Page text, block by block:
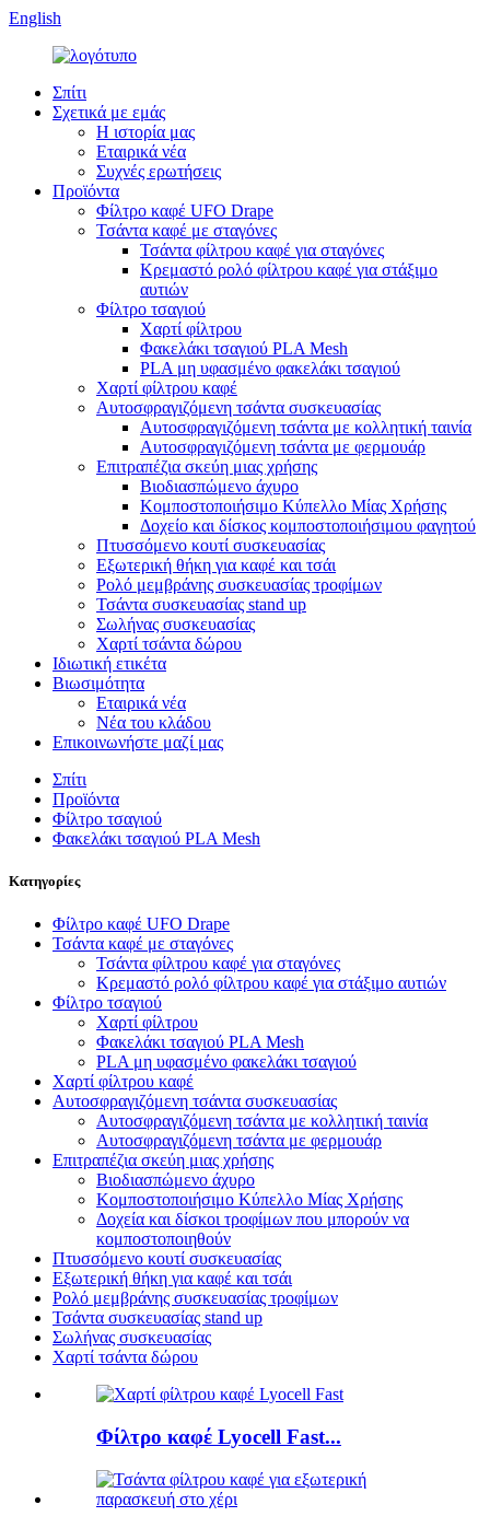
English
Σπίτι
Σχετικά με εμάς
Η ιστορία μας
Εταιρικά νέα
Συχνές ερωτήσεις
Προϊόντα
Φίλτρο καφέ UFO Drape
Τσάντα καφέ με σταγόνες
Τσάντα φίλτρου καφέ για σταγόνες
Κρεμαστό ρολό φίλτρου καφέ για στάξιμο
αυτιών
Φίλτρο τσαγιού
Χαρτί φίλτρου
Φακελάκι τσαγιού PLA Mesh
PLA μη υφασμένο φακελάκι τσαγιού
Χαρτί φίλτρου καφέ
Αυτοσφραγιζόμενη τσάντα συσκευασίας
Αυτοσφραγιζόμενη τσάντα με κολλητική ταινία
Αυτοσφραγιζόμενη τσάντα με φερμουάρ
Επιτραπέζια σκεύη μιας χρήσης
Βιοδιασπώμενο άχυρο
Κομποστοποιήσιμο Κύπελλο Μίας Χρήσης
Δοχείο και δίσκος κομποστοποιήσιμου φαγητού
Πτυσσόμενο κουτί συσκευασίας
Εξωτερική θήκη για καφέ και τσάι
Ρολό μεμβράνης συσκευασίας τροφίμων
Τσάντα συσκευασίας stand up
Σωλήνας συσκευασίας
Χαρτί τσάντα δώρου
Ιδιωτική ετικέτα
Βιωσιμότητα
Εταιρικά νέα
Νέα του κλάδου
Επικοινωνήστε μαζί μας
Σπίτι
Προϊόντα
Φίλτρο τσαγιού
Φακελάκι τσαγιού PLA Mesh
Κατηγορίες
Φίλτρο καφέ UFO Drape
Τσάντα καφέ με σταγόνες
Τσάντα φίλτρου καφέ για σταγόνες
Κρεμαστό ρολό φίλτρου καφέ για στάξιμο αυτιών
Φίλτρο τσαγιού
Χαρτί φίλτρου
Φακελάκι τσαγιού PLA Mesh
PLA μη υφασμένο φακελάκι τσαγιού
Χαρτί φίλτρου καφέ
Αυτοσφραγιζόμενη τσάντα συσκευασίας
Αυτοσφραγιζόμενη τσάντα με κολλητική ταινία
Αυτοσφραγιζόμενη τσάντα με φερμουάρ
Επιτραπέζια σκεύη μιας χρήσης
Βιοδιασπώμενο άχυρο
Κομποστοποιήσιμο Κύπελλο Μίας Χρήσης
Δοχεία και δίσκοι τροφίμων που μπορούν να
κομποστοποιηθούν
Πτυσσόμενο κουτί συσκευασίας
Εξωτερική θήκη για καφέ και τσάι
Ρολό μεμβράνης συσκευασίας τροφίμων
Τσάντα συσκευασίας stand up
Σωλήνας συσκευασίας
Χαρτί τσάντα δώρου
Φίλτρο καφέ Lyocell Fast...